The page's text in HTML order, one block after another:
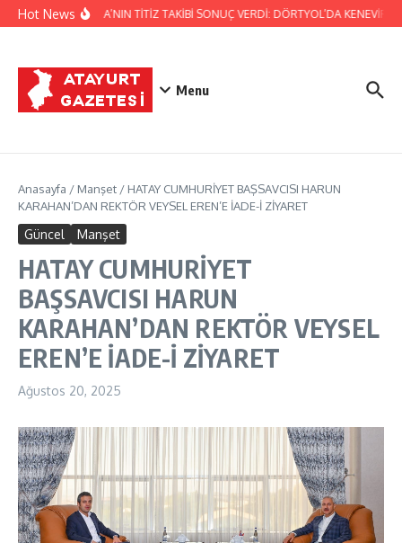
İçeriğe atla
Hot NewsJANDARMA’NIN TİTİZ TAKİBİ SONUÇ VERDİ: DÖRTYOL’DA KENEVİR
Menu
Anasayfa / Manşet / HATAY CUMHURİYET BAŞSAVCISI HARUN
KARAHAN’DAN REKTÖR VEYSEL EREN’E İADE-İ ZİYARET
Güncel Manşet
HATAY CUMHURİYET
BAŞSAVCISI HARUN
KARAHAN’DAN REKTÖR VEYSEL
EREN’E İADE-İ ZİYARET
Ağustos 20, 2025